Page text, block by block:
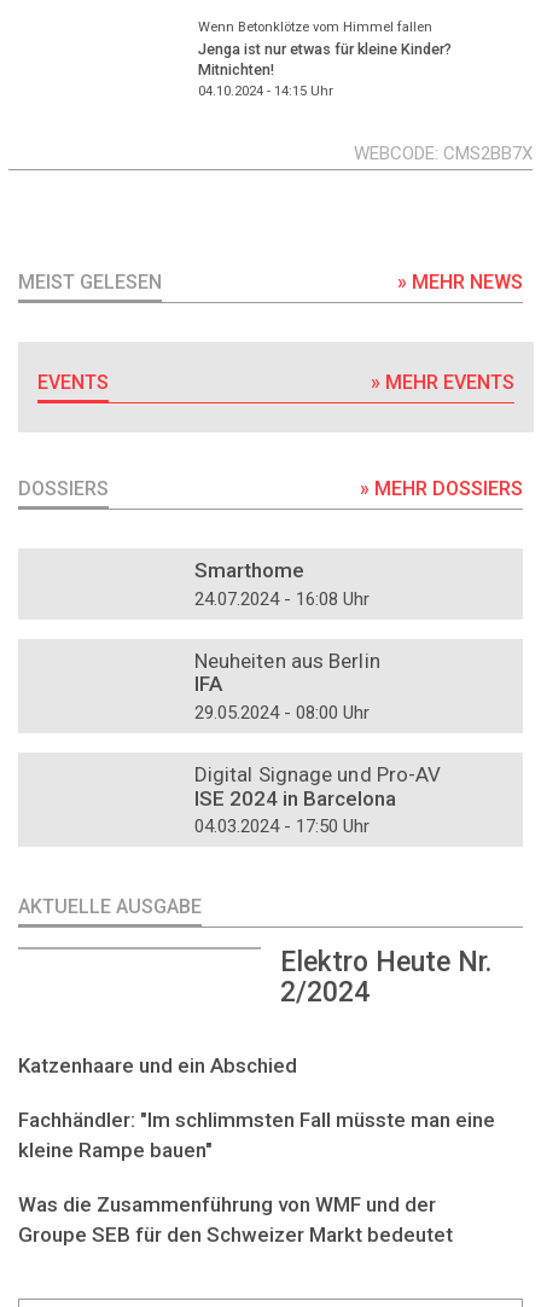
Wenn Betonklötze vom Himmel fallen
Jenga ist nur etwas für kleine Kinder?
Mitnichten!
04.10.2024 - 14:15Uhr
WEBCODE CMS2BB7X
MEIST GELESEN » MEHR NEWS
EVENTS » MEHR EVENTS
DOSSIERS » MEHR DOSSIERS
Smarthome
24.07.2024 - 16:08 Uhr
Neuheiten aus Berlin
IFA
29.05.2024 - 08:00 Uhr
Digital Signage und Pro-AV
ISE 2024 in Barcelona
04.03.2024 - 17:50 Uhr
AKTUELLE AUSGABE
Elektro Heute Nr.
2/2024
Katzenhaare und ein Abschied
Fachhändler: "Im schlimmsten Fall müsste man eine
kleine Rampe bauen"
Was die Zusammenführung von WMF und der
Groupe SEB für den Schweizer Markt bedeutet